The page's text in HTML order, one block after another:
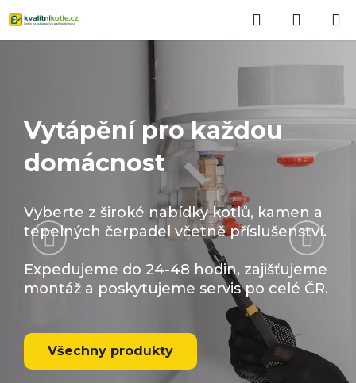
na
obsah
Hledat
KOŠÍK
Vytápění pro každou
domácnost
Vyberte z široké nabídky kotlů, kamen a
tepelných čerpadel včetně příslušenství.
Expedujeme do 24-48 hodin, zajišťujeme
montáž a poskytujeme servis po celé ČR.
Všechny produkty
Předchozí